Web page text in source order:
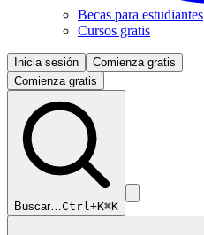
Becas para estudiantes
Cursos gratis
Inicia sesión
Comienza gratis
Comienza gratis
Buscar…Ctrl+K⌘K